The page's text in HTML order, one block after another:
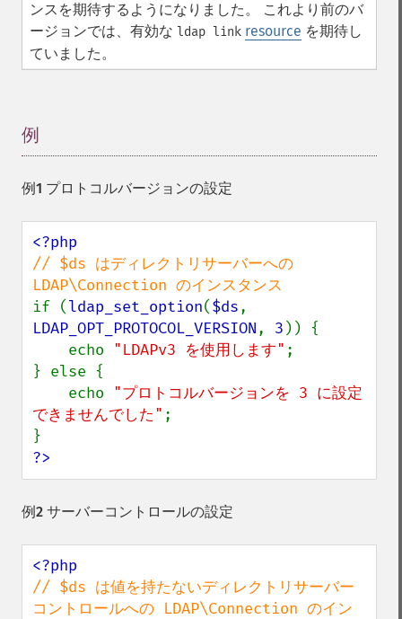
ンスを期待するようになりました。 これより前のバ
ージョンでは、有効な ldap link resource を期待し
ていました。
例
例1 プロトコルバージョンの設定
// $ds はディレクトリサーバーへの
if (ldap_set_option($ds
LDAP_OPT_PROTOCOL_VERSION, 3 )) {
    echo
"LDAPv3 を使用します" ;
} else {
    echo
"プロトコルバージョンを 3 に設定
できませんでした" ;
?>
例2 サーバーコントロールの設定
// $ds は値を持たないディレクトリサーバー
コントロールへの LDAP\Connection のイン